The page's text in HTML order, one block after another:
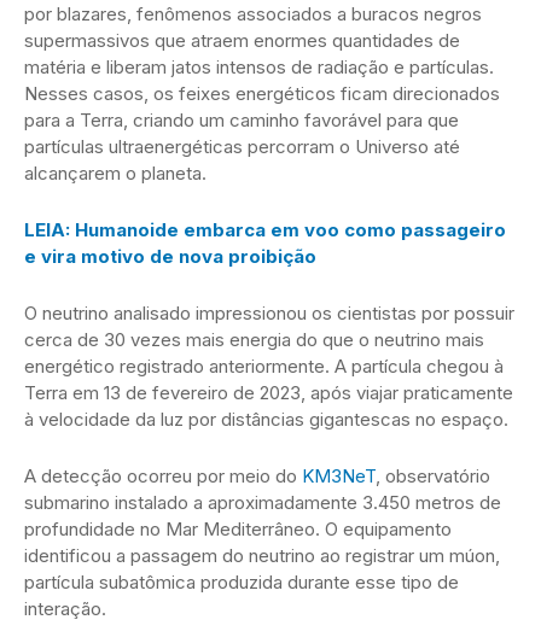
por blazares, fenômenos associados a buracos negros
supermassivos que atraem enormes quantidades de
matéria e liberam jatos intensos de radiação e partículas.
Nesses casos, os feixes energéticos ficam direcionados
para a Terra, criando um caminho favorável para que
partículas ultraenergéticas percorram o Universo até
alcançarem o planeta.
LEIA: Humanoide embarca em voo como passageiro
e vira motivo de nova proibição
O neutrino analisado impressionou os cientistas por possuir
cerca de 30 vezes mais energia do que o neutrino mais
energético registrado anteriormente. A partícula chegou à
Terra em 13 de fevereiro de 2023, após viajar praticamente
à velocidade da luz por distâncias gigantescas no espaço.
A detecção ocorreu por meio do KM3NeT, observatório
submarino instalado a aproximadamente 3.450 metros de
profundidade no Mar Mediterrâneo. O equipamento
identificou a passagem do neutrino ao registrar um múon,
partícula subatômica produzida durante esse tipo de
interação.